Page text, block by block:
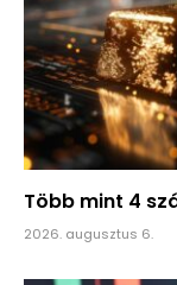
Több mint 4
2026. augusztus 6.